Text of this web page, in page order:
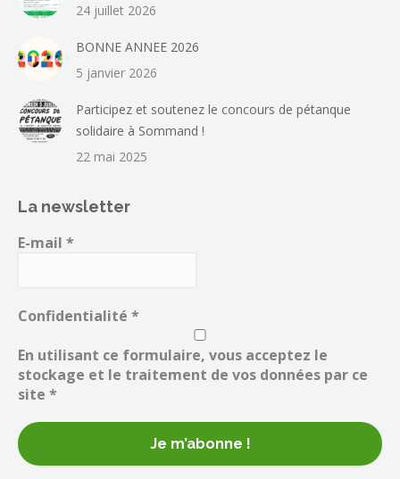
24 juillet 2026
BONNE ANNEE 2026
5 janvier 2026
Participez et soutenez le concours de pétanque
solidaire à Sommand !
22 mai 2025
La newsletter
E-mail *
Confidentialité *
En utilisant ce formulaire, vous acceptez le
stockage et le traitement de vos données par ce
site *